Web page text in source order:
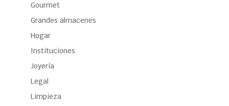
Gourmet
Grandes almacenes
Hogar
Instituciones
Joyería
Legal
Limpieza